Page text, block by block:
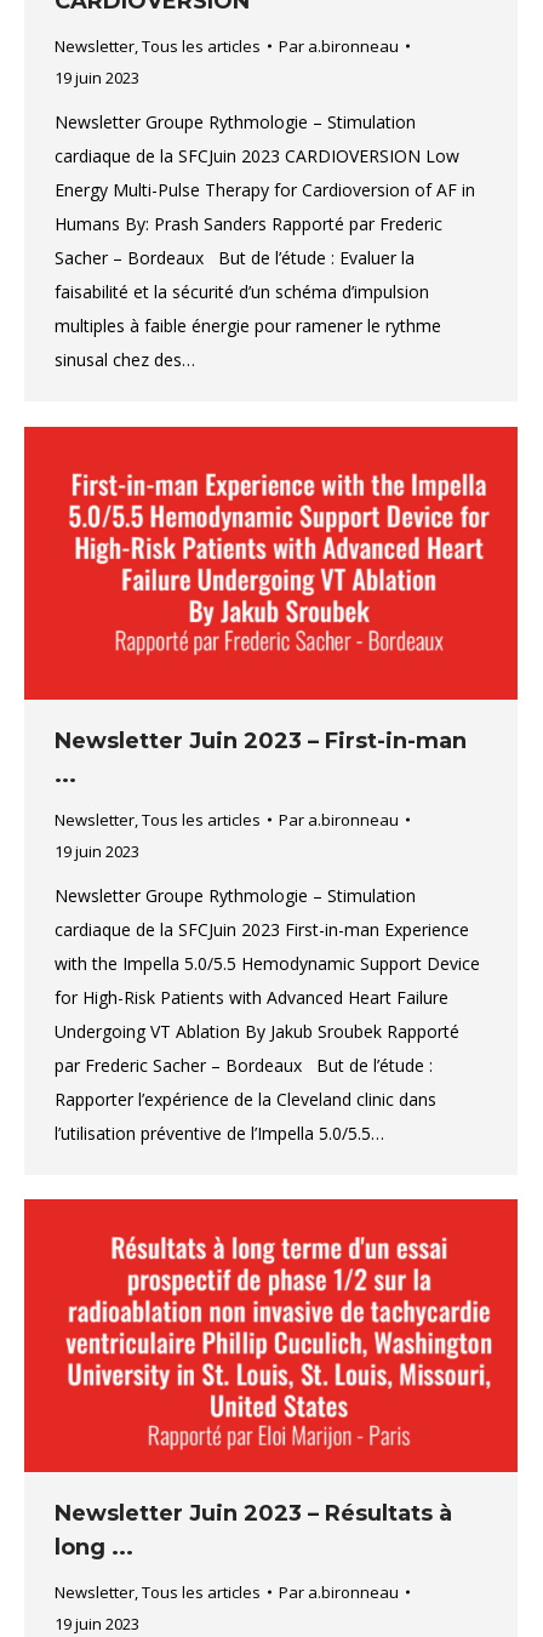
Newsletter,Tous les articles Par a.bironneau
19 juin 2023
Newsletter Groupe Rythmologie – Stimulation
cardiaque de la SFCJuin 2023 CARDIOVERSION Low
Energy Multi-Pulse Therapy for Cardioversion of AF in
Humans By: Prash Sanders Rapporté par Frederic
Sacher – Bordeaux But de l’étude : Evaluer la
faisabilité et la sécurité d’un schéma d’impulsion
multiples à faible énergie pour ramener le rythme
sinusal chez des…
Newsletter Juin 2023 – First-in-man
...
Newsletter,Tous les articles Par a.bironneau
19 juin 2023
Newsletter Groupe Rythmologie – Stimulation
cardiaque de la SFCJuin 2023 First-in-man Experience
with the Impella 5.0/5.5 Hemodynamic Support Device
for High-Risk Patients with Advanced Heart Failure
Undergoing VT Ablation By Jakub Sroubek Rapporté
par Frederic Sacher – Bordeaux But de l’étude :
Rapporter l’expérience de la Cleveland clinic dans
l’utilisation préventive de l’Impella 5.0/5.5…
Newsletter Juin 2023 – Résultats à
long ...
Newsletter,Tous les articles Par a.bironneau
19 juin 2023